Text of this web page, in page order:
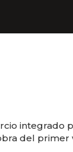
integrado
del primer